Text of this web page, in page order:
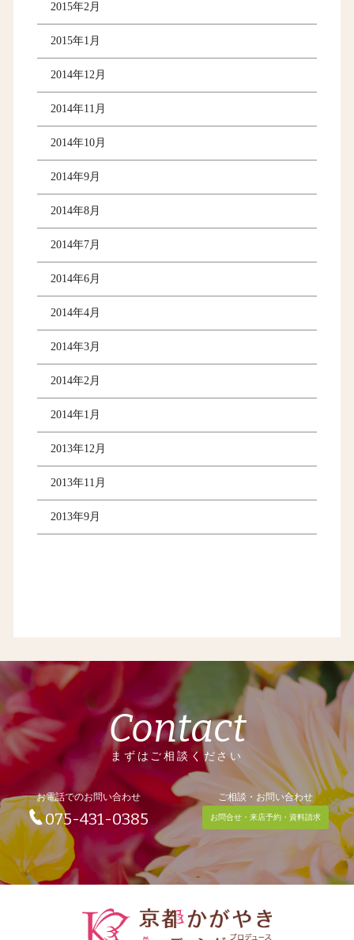
2015年2月
2015年1月
2014年12月
2014年11月
2014年10月
2014年9月
2014年8月
2014年7月
2014年6月
2014年4月
2014年3月
2014年2月
2014年1月
2013年12月
2013年11月
2013年9月
Contact
まずはご相談ください
お電話でのお問い合わせ
075-431-0385
ご相談・お問い合わせ
お問合せ・来店予約・資料請求